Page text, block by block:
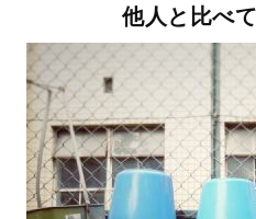
他人と比べ